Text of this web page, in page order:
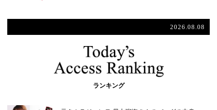
2026.08.08
ランキング